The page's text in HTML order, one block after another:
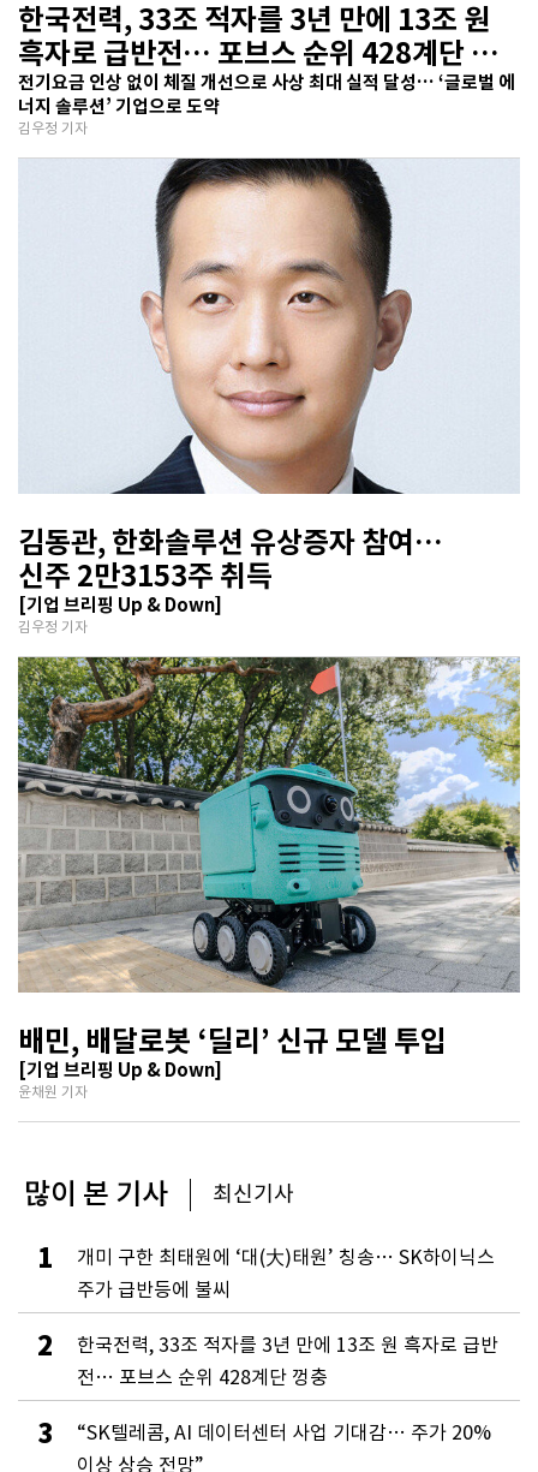
한국전력, 33조 적자를 3년 만에 13조 원
흑자로 급반전… 포브스 순위 428계단 껑
충
전기요금 인상 없이 체질 개선으로 사상 최대 실적 달성… ‘글로벌 에
너지 솔루션’ 기업으로 도약
김우정 기자
김동관, 한화솔루션 유상증자 참여…
신주 2만3153주 취득
[기업 브리핑 Up & Down]
김우정 기자
배민, 배달로봇 ‘딜리’ 신규 모델 투입
[기업 브리핑 Up & Down]
윤채원 기자
많이 본 기사 최신기사
1
개미 구한 최태원에 ‘대(大)태원’ 칭송… SK하이닉스
주가 급반등에 불씨
2
한국전력, 33조 적자를 3년 만에 13조 원 흑자로 급반
전… 포브스 순위 428계단 껑충
3
“SK텔레콤, AI 데이터센터 사업 기대감… 주가 20%
이상 상승 전망”